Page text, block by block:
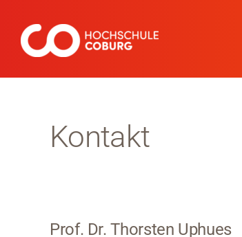
Inhalt
springen
Kontakt
Prof. Dr. Thorsten Uphues